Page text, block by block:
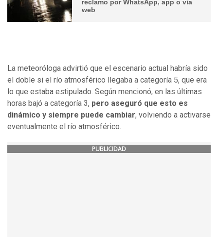
reclamo por WhatsApp, app o vía
web
La meteoróloga advirtió que el escenario actual habría sido
el doble si el río atmosférico llegaba a categoría 5, que era
lo que estaba estipulado. Según mencionó, en las últimas
horas bajó a categoría 3, pero aseguró que esto es
dinámico y siempre puede cambiar, volviendo a activarse
eventualmente el río atmosférico.
PUBLICIDAD